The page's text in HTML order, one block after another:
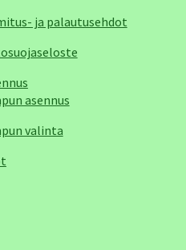
ja palautusehdot
asennus
valinta